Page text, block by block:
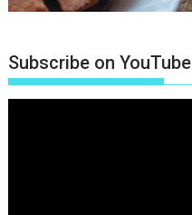
Subscribe on YouTube